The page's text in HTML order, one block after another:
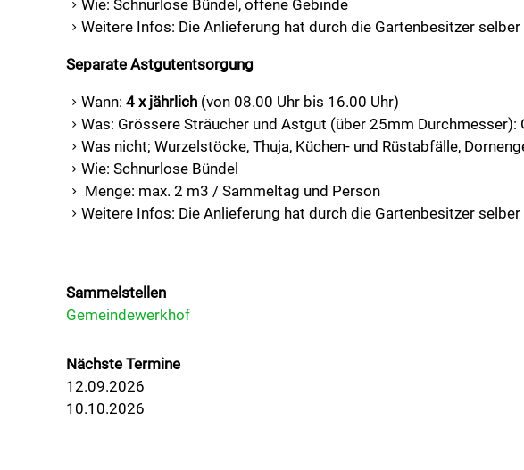
Wie: Schnurlose Bündel, offene Gebinde
Weitere Infos: Die Anlieferung hat durch die Gartenbesitzer selber
Separate Astgutentsorgung
Wann: 4 x jährlich (von 08.00 Uhr bis 16.00 Uhr)
Was: Grössere Sträucher und Astgut (über 25mm
Was nicht; Wurzelstöcke, Thuja, Küchen- und Rüstabfälle,
Wie: Schnurlose Bündel
Menge: max. 2 m3 / Sammeltag und Person
Weitere Infos: Die Anlieferung hat durch die Gartenbesitzer selber
Sammelstellen
Gemeindewerkhof
Nächste Termine
12.09.2026
10.10.2026